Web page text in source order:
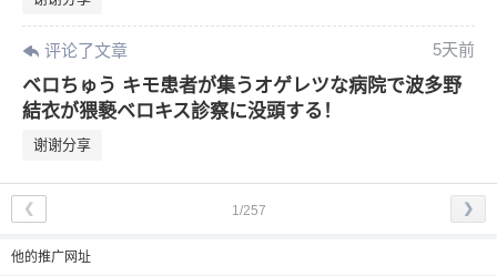
评论了文章 5天前
ベロちゅう キモ患者が集うオゲレツな病院で波多野
結衣が猥褻ベロキス診察に没頭する！
谢谢分享
1/257
❮ ❯
他的推广网址